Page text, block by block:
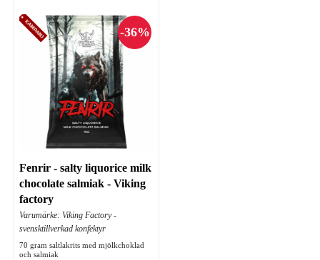
Fenrir - salty liquorice milk
chocolate salmiak - Viking
factory
Varumärke: Viking Factory -
svensktillverkad konfektyr
70 gram saltlakrits med mjölkchoklad
och salmiak